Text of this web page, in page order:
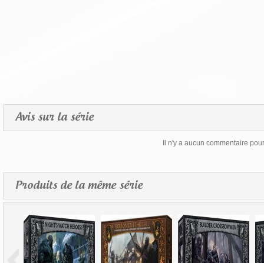
Avis sur la série
Il n'y a aucun commentaire
Produits de la même série